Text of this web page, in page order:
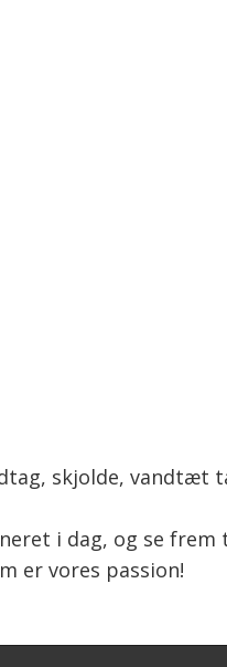
skjolde, vandtæt
i dag, og se
er vores passion!